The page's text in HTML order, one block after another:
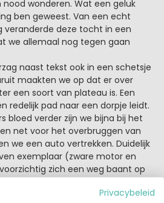
wonderen. Wat een geluk
ben geweest. Van een echt
veranderde deze tocht in een
we allemaal nog tegen gaan
naast tekst ook in een schetsje
maakten we op dat er over
een soort van plateau is. Een
redelijk pad naar een dorpje leidt.
bloed verder zijn we bijna bij het
net voor het overbruggen van
we een auto vertrekken. Duidelijk
exemplaar (zware motor en
zich een weg baant op
Op het plateau, dat eigenlijk
Privacybeleid